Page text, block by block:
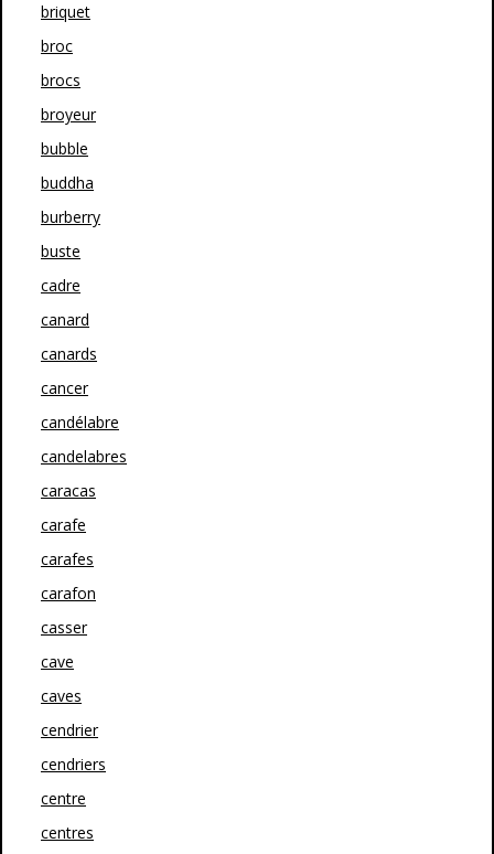
briquet
broc
brocs
broyeur
bubble
buddha
burberry
buste
cadre
canard
canards
cancer
candélabre
candelabres
caracas
carafe
carafes
carafon
casser
cave
caves
cendrier
cendriers
centre
centres